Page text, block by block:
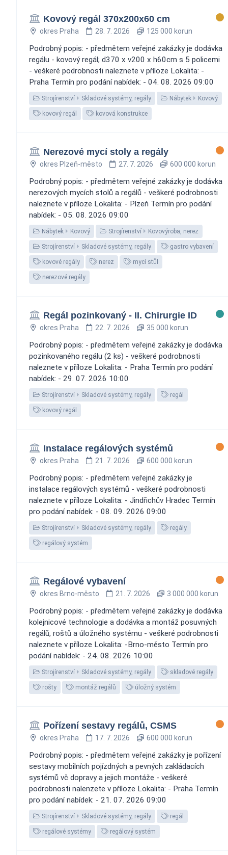
Kovový regál 370x200x60 cm
okres Praha 28. 7. 2026 125 000 korun
Podrobný popis: - předmětem veřejné zakázky je dodávka
regálu - kovový regál; d370 x v200 x h60cm s 5 policemi
- veškeré podrobnosti naleznete v příloze Lokalita: -
Praha Termín pro podání nabídek: - 04. 08. 2026 09:00
Strojírenství Skladové systémy, regály Nábytek Kovový
kovový regál kovová konstrukce
Nerezové mycí stoly a regály
okres Plzeň-město 27. 7. 2026 600 000 korun
Podrobný popis: - předmětem veřejné zakázky je dodávka
nerezových mycích stolů a regálů - veškeré podrobnosti
naleznete v příloze Lokalita: - Plzeň Termín pro podání
nabídek: - 05. 08. 2026 09:00
Nábytek Kovový Strojírenství Kovovýroba, nerez
Strojírenství Skladové systémy, regály gastro vybavení
kovové regály nerez mycí stůl
nerezové regály
Regál pozinkovaný - II. Chirurgie ID
okres Praha 22. 7. 2026 35 000 korun
Podrobný popis: - předmětem veřejné zakázky je dodávka
pozinkovaného regálu (2 ks) - veškeré podrobnosti
naleznete v příloze Lokalita: - Praha Termín pro podání
nabídek: - 29. 07. 2026 10:00
Strojírenství Skladové systémy, regály regál
kovový regál
Instalace regálových systémů
okres Praha 21. 7. 2026 600 000 korun
Podrobný popis: - předmětem veřejné zakázky je
instalace regálových systémů - veškeré podrobnosti
naleznete v příloze Lokalita: - Jindřichův Hradec Termín
pro podání nabídek: - 08. 09. 2026 09:00
Strojírenství Skladové systémy, regály regály
regálový systém
Regálové vybavení
okres Brno-město 21. 7. 2026 3 000 000 korun
Podrobný popis: - předmětem veřejné zakázky je dodávka
kolejnicové technologie a dodávka a montáž posuvných
regálů, roštů a úložného systému - veškeré podrobnosti
naleznete v příloze Lokalita: -Brno-město Termín pro
podání nabídek: - 24. 08. 2026 10:00
Strojírenství Skladové systémy, regály skladové regály
rošty montáž regálů úložný systém
Pořízení sestavy regálů, CSMS
okres Praha 17. 7. 2026 600 000 korun
Podrobný popis: - předmětem veřejné zakázky je pořízení
sestavy mobilních pojízdných a pevných zakládacích
systémů vč dopravy a jejich montáže - veškeré
podrobnosti nalenzete v příloze Lokalita: - Praha Termín
pro podání nabídek: - 21. 07. 2026 09:00
Strojírenství Skladové systémy, regály regál
regálové systémy regálový systém